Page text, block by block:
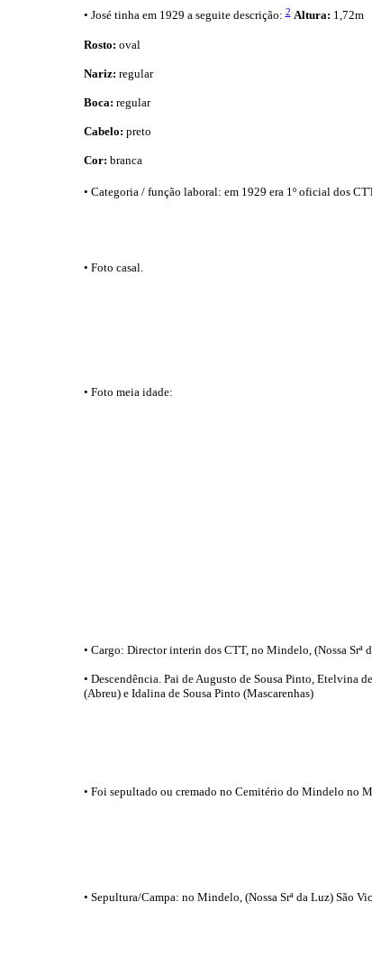
• José tinha em 1929 a seguite descrição:2 Altura: 1,72m
Rosto: oval
Nariz: regular
Boca: regular
Cabelo: preto
Cor: branca
• Categoria / função laboral: em 1929 era 1º oficial dos
• Foto casal.
• Foto meia idade:
• Cargo: Director interin dos CTT, no Mindelo, (Nossa Srª
• Descendência. Pai de Augusto de Sousa Pinto, Etelvina
(Abreu) e Idalina de Sousa Pinto (Mascarenhas)
• Foi sepultado ou cremado no Cemitério do Mindelo no
• Sepultura/Campa: no Mindelo, (Nossa Srª da Luz) São